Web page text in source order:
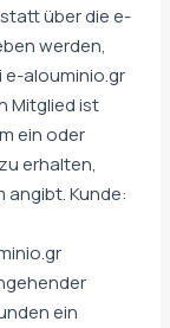
über die e-
werden,
e-alouminio.gr
Mitglied ist
ein oder
erhalten,
angibt. Kunde:
ein